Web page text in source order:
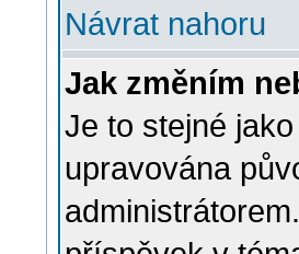
Návrat nahoru
Jak změním
Je to stejné
upravována